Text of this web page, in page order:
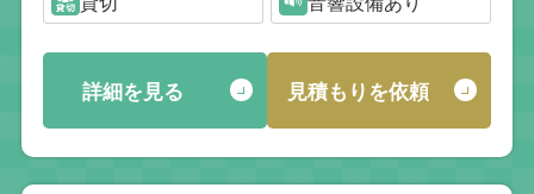
詳細を見る 見積もりを依頼